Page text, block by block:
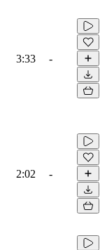
3:33 -
2:02 -